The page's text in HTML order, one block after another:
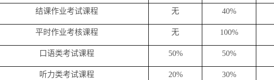
结课作业考试课程 无 40%
平时作业考核课程 无 100%
口语类考试课程 50% 50%
听力类考试课程 20% 30%